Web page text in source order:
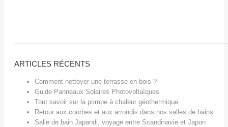
ARTICLES RÉCENTS
Comment nettoyer une terrasse en bois ?
Guide Panneaux Solaires Photovoltaïques
Tout savoir sur la pompe à chaleur géothermique
Retour aux courbes et aux arrondis dans nos salles de bains
Salle de bain Japandi, voyage entre Scandinavie et Japon